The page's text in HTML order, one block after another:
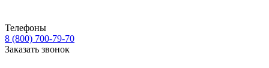
Телефоны
8 (800) 700-79-70
Заказать звонок